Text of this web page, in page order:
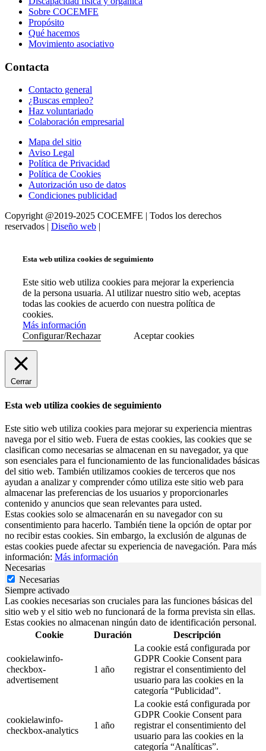
Sobre COCEMFE
Propósito
Qué hacemos
Movimiento asociativo
Contacta
Contacto general
¿Buscas empleo?
Haz voluntariado
Colaboración empresarial
Mapa del sitio
Aviso Legal
Política de Privacidad
Política de Cookies
Autorización uso de datos
Condiciones publicidad
Copyright @2019-2025 COCEMFE | Todos los derechos
reservados | Diseño web |
Esta web utiliza cookies de seguimiento
Este sitio web utiliza cookies para mejorar la experiencia
de la persona usuaria. Al utilizar nuestro sitio web, aceptas
todas las cookies de acuerdo con nuestra política de
cookies.
Más información
Configurar/Rechazar
Aceptar cookies
Cerrar
Esta web utiliza cookies de seguimiento
Este sitio web utiliza cookies para mejorar su experiencia mientras
navega por el sitio web. Fuera de estas cookies, las cookies que se
clasifican como necesarias se almacenan en su navegador, ya que
son esenciales para el funcionamiento de las funcionalidades básicas
del sitio web. También utilizamos cookies de terceros que nos
ayudan a analizar y comprender cómo utiliza este sitio web para
almacenar las preferencias de los usuarios y proporcionarles
contenido y anuncios que sean relevantes para usted.
Estas cookies solo se almacenarán en su navegador con su
consentimiento para hacerlo. También tiene la opción de optar por
no recibir estas cookies. Sin embargo, la exclusión de algunas de
estas cookies puede afectar su experiencia de navegación. Para más
información: Más información
Necesarias
Necesarias
Siempre activado
Las cookies necesarias son cruciales para las funciones básicas del
sitio web y el sitio web no funcionará de la forma prevista sin ellas.
Estas cookies no almacenan ningún dato de identificación personal.
Cookie
Duración Descripción
cookielawinfo-
checkbox-
advertisement
1 año
La cookie está configurada por
GDPR Cookie Consent para
registrar el consentimiento del
usuario para las cookies en la
categoría “Publicidad”.
cookielawinfo-
checkbox-analytics
1 año
La cookie está configurada por
GDPR Cookie Consent para
registrar el consentimiento del
usuario para las cookies en la
categoría “Analíticas”.